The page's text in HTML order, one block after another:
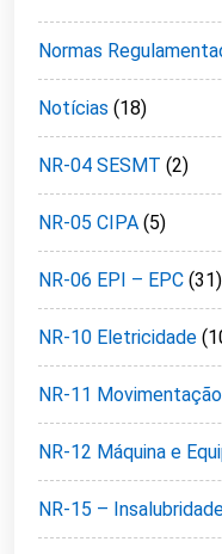
Normas
Notícias (18)
NR-04 SESMT (2)
NR-05 CIPA (5)
NR-06 EPI – EPC (31)
NR-10 Eletricidade
NR-11
NR-12 Máquina e
NR-15 –